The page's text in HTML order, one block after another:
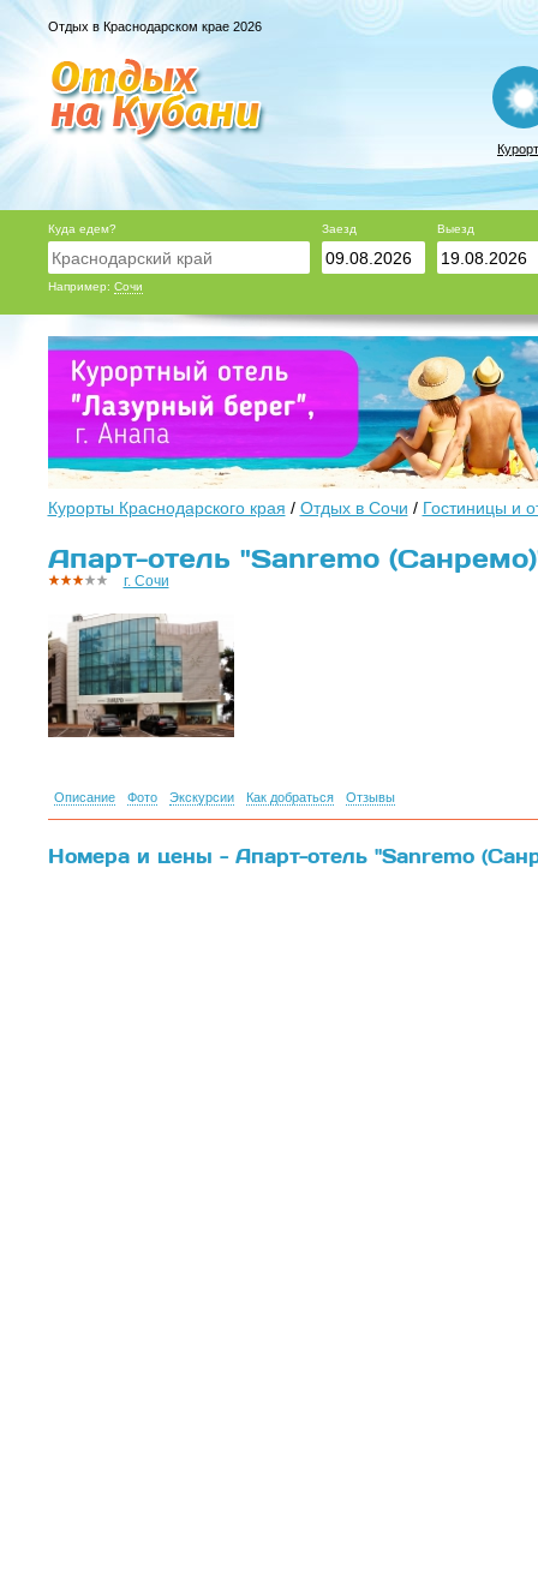
Отдых в Краснодарском крае 2026
Куда едем?
Например: Сочи
Заезд Выезд
Курорты Краснодарского края / Отдых в Сочи / Гостиницы и
Апарт-отель "Sanremo
г. Сочи
Описание Фото Экскурсии Как добраться Отзывы
Номера и цены - Апарт-отель "Sanremo